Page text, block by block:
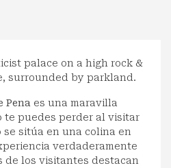
palace on a high rock &
surrounded by parkland.
Pena es una maravilla
te puedes perder al visitar
se sitúa en una colina en
verdaderamente
de los visitantes destacan